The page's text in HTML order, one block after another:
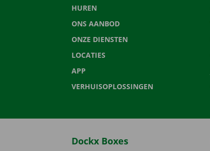
HUREN
ONS AANBOD
ONZE DIENSTEN
LOCATIES
APP
VERHUISOPLOSSINGEN
Dockx Boxes